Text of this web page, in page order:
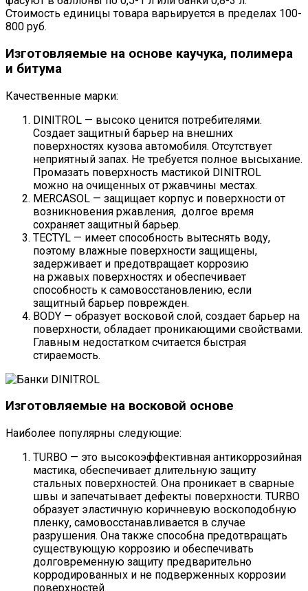
Стоимость единицы товара варьируется в пределах 100-
800 руб.
Изготовляемые на основе каучука, полимера
и битума
Качественные марки:
DINITROL — высоко ценится потребителями.
Создает защитный барьер на внешних
поверхностях кузова автомобиля. Отсутствует
неприятный запах. Не требуется полное высыхание.
Промазать поверхность мастикой DINITROL
можно на очищенных от ржавчины местах.
MERCASOL — защищает корпус и поверхности от
возникновения ржавления, долгое время
сохраняет защитный барьер.
TECTYL — имеет способность вытеснять воду,
поэтому влажные поверхности защищены,
задерживает и предотвращает коррозию
на ржавых поверхностях и обеспечивает
способность к самовосстановлению, если
защитный барьер поврежден.
BODY — образует восковой слой, создает барьер на
поверхности, обладает проникающими свойствами.
Главным недостатком считается быстрая
стираемость.
Изготовляемые на восковой основе
Наиболее популярны следующие:
TURBO — это высокоэффективная антикоррозийная
мастика, обеспечивает длительную защиту
стальных поверхностей. Она проникает в сварные
швы и запечатывает дефекты поверхности. TURBO
образует эластичную коричневую воскоподобную
пленку, самовосстанавливается в случае
разрушения. Она также способна предотвращать
существующую коррозию и обеспечивать
долговременную защиту предварительно
корродированных и не подверженных коррозии
поверхностей.